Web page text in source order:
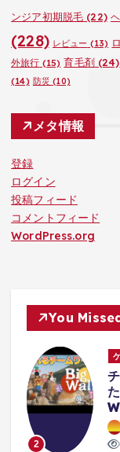
ンジア初期脱毛 (22)
(228) レビュー (13)
外旅行 (15) 育毛剤(24)
(14) 防災 (10)
メタ情報
登録
ログイン
投稿フィード
コメントフィード
WordPress.org
You
ムワークとおし
の為のゲームが
】
phi72110
8月 9,
9 views